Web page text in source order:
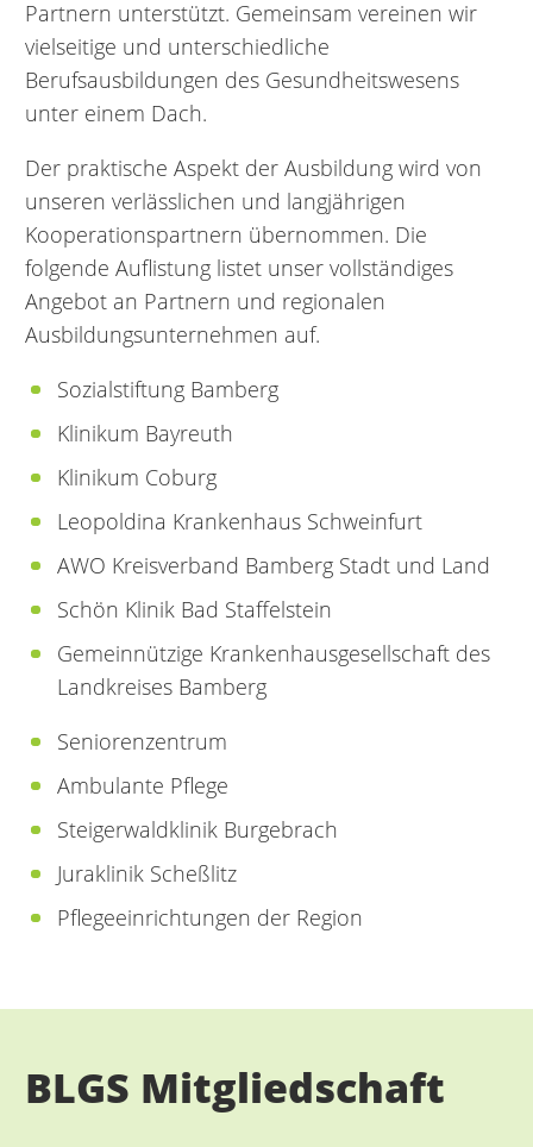
Partnern unterstützt. Gemeinsam vereinen wir
vielseitige und unterschiedliche
Berufsausbildungen des Gesundheitswesens
unter einem Dach.
Der praktische Aspekt der Ausbildung wird von
unseren verlässlichen und langjährigen
Kooperationspartnern übernommen. Die
folgende Auflistung listet unser vollständiges
Angebot an Partnern und regionalen
Ausbildungsunternehmen auf.
Sozialstiftung Bamberg
Klinikum Bayreuth
Klinikum Coburg
Leopoldina Krankenhaus Schweinfurt
AWO Kreisverband Bamberg Stadt und Land
Schön Klinik Bad Staffelstein
Gemeinnützige Krankenhausgesellschaft des
Landkreises Bamberg
Seniorenzentrum
Ambulante Pflege
Steigerwaldklinik Burgebrach
Juraklinik Scheßlitz
Pflegeeinrichtungen der Region
BLGS Mitgliedschaft